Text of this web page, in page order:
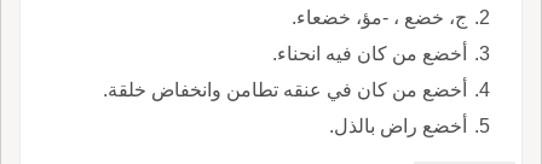
ج، خضع ، -مؤ، خضعاء.
أخضع من كان فيه انحناء.
أخضع من كان في عنقه تطامن وانخفاض خلقة.
أخضع راض بالذل.